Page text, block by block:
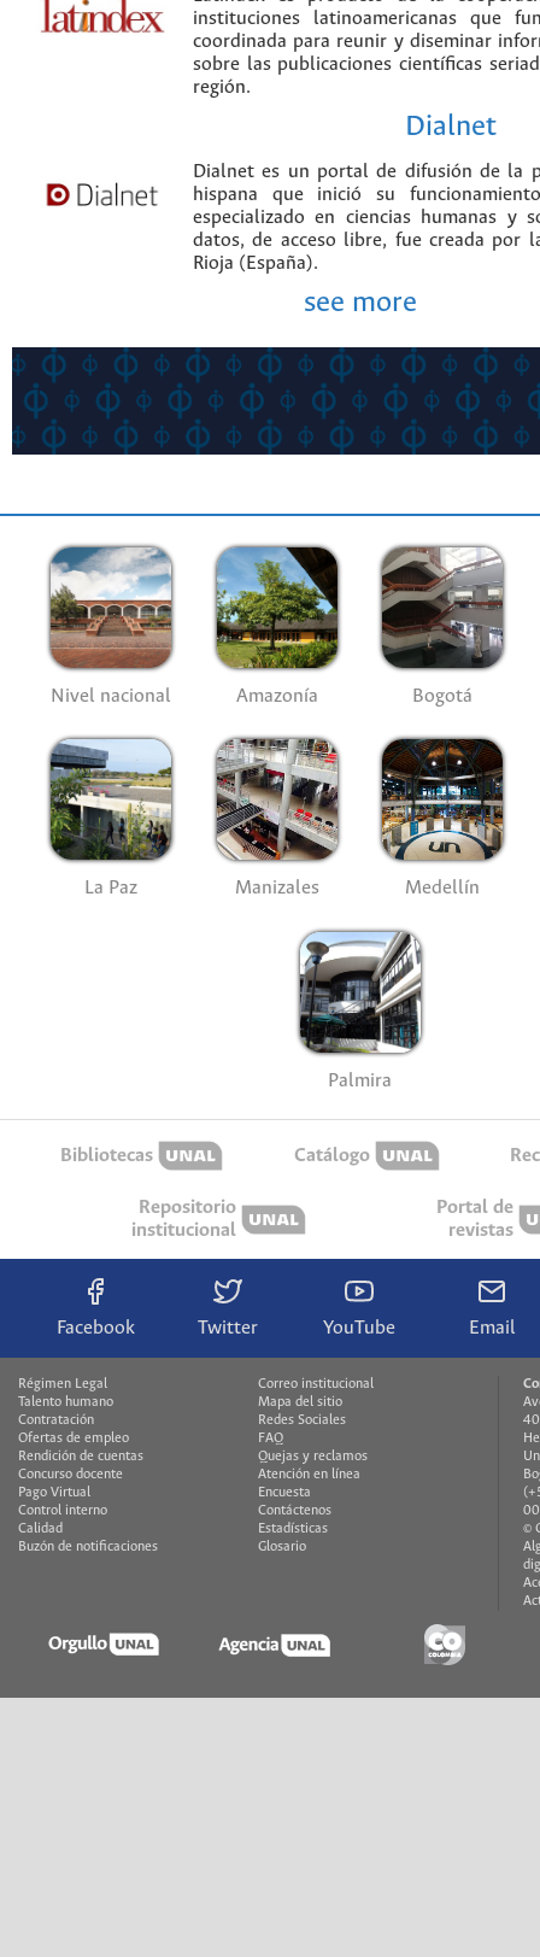
instituciones latinoamericanas que
coordinada para reunir y diseminar
sobre las publicaciones científicas
región.
Dialnet
Dialnet es un portal de difusión de la
hispana que inició su
especializado en ciencias humanas y
datos, de acceso libre, fue creada por
Rioja (España).
see more
Nivel nacional Amazonía Bogotá
La Paz Manizales Medellín
Palmira
Bibliotecas Catálogo
Repositorio
institucional
Portal de
revistas
Facebook Twitter YouTube Email
Régimen Legal
Talento humano
Contratación
Ofertas de empleo
Rendición de cuentas
Concurso docente
Pago Virtual
Control interno
Calidad
Buzón de notificaciones
Correo institucional
Mapa del sitio
Redes Sociales
FAQ
Quejas y reclamos
Atención en línea
Encuesta
Contáctenos
Estadísticas
Glosario
©